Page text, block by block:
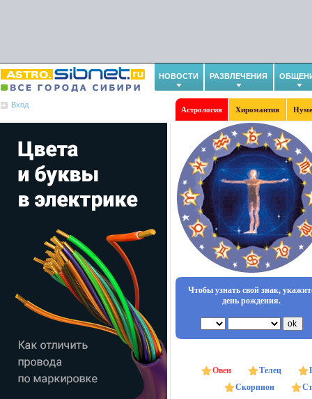
НОВОСТИ РАЗВЛЕЧЕНИЯ
Вход
Астрология Хиромантия
Чтобы узнать свой знак,
день рождения.
Овен Телец
Скорпион